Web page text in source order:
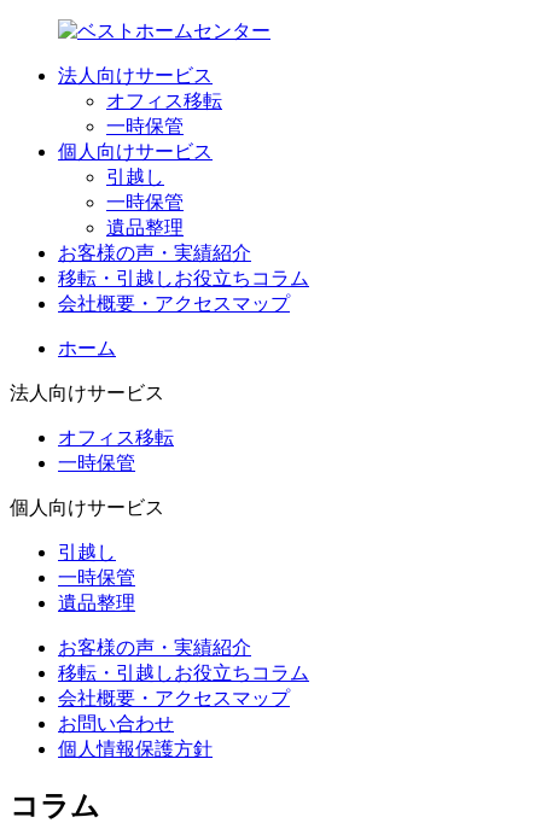
法人向けサービス
オフィス移転
一時保管
個人向けサービス
引越し
一時保管
遺品整理
お客様の声・実績紹介
移転・引越しお役立ちコラム
会社概要・アクセスマップ
ホーム
法人向けサービス
オフィス移転
一時保管
個人向けサービス
引越し
一時保管
遺品整理
お客様の声・実績紹介
移転・引越しお役立ちコラム
会社概要・アクセスマップ
お問い合わせ
個人情報保護方針
コラム